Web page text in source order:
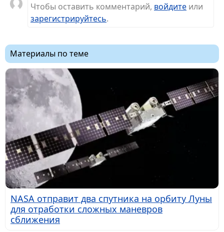
Чтобы оставить комментарий, войдите или
зарегистрируйтесь.
Материалы по теме
NASA отправит два спутника на орбиту Луны
для отработки сложных маневров
сближения